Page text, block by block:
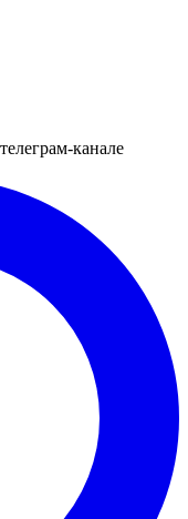
канале